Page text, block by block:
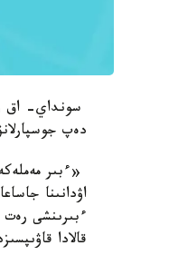
سونداي- اق
دەپ
اۋدانىنا
ءبىرىنشى رەت
قالادا